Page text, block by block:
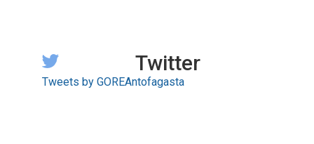
Twitter
Tweets by GOREAntofagasta